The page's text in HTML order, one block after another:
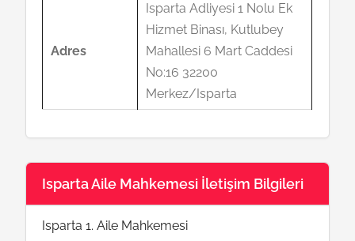
Adres
Isparta Adliyesi 1 Nolu Ek
Hizmet Binası, Kutlubey
Mahallesi 6 Mart Caddesi
No:16 32200
Merkez/Isparta
Isparta Aile Mahkemesi İletişim Bilgileri
Isparta 1. Aile Mahkemesi